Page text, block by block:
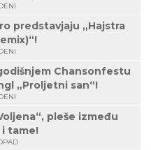
predstavjaju „Hajstra
Chansonfestu
„Proljetni san“!
pleše između
tame!